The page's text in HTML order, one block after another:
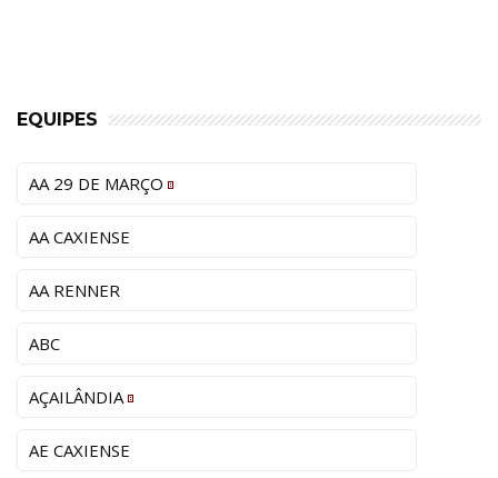
EQUIPES
AA 29 DE MARÇO
AA CAXIENSE
AA RENNER
ABC
AÇAILÂNDIA
AE CAXIENSE